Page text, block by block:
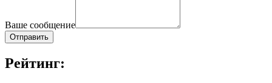
Ваше сообщение
Рейтинг: